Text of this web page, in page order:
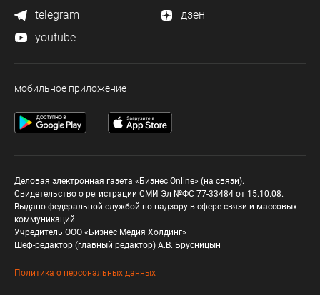
telegram
дзен
youtube
мобильное приложение
Деловая электронная газета «Бизнес Online» (на связи).
Свидетельство о регистрации СМИ Эл №ФС 77-33484 от 15.10.08.
Выдано федеральной службой по надзору в сфере связи и массовых
коммуникаций.
Учредитель ООО «Бизнес Медия Холдинг»
Шеф-редактор (главный редактор) А.В. Брусницын
Политика о персональных данных